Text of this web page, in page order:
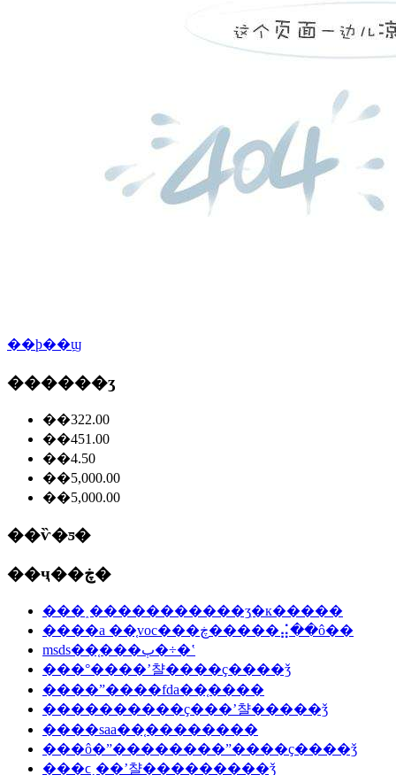
��ϸ��ϣ
������ʒ
��322.00
��451.00
��4.50
��5,000.00
��5,000.00
��ѷ�ƽ�
��ҷ��ڿ�
���˰�����������ʒִ�к�����
����a ��֤voc���ڿ�����⣬��ô��
msds��֤���ٻ�÷�ʽ
���°����ʼ챨����ҫ����ǯ
����ˮ����fda��֤����
����������ҫ���ʼ챨�����ǯ
����saa��֤��������
���ô�ˮ��������ˮ����ҫ����ǯ
���ϲ˰��ʼ챨���������ǯ